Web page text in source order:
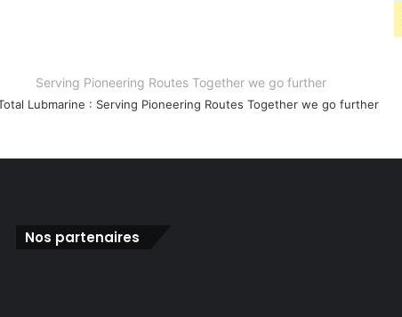
Serving Pioneering Routes Together we go further
Nos partenaires